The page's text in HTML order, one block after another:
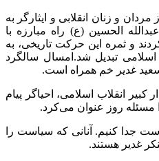
و زنان انقلابی و ایثارگر به
الحسین (ع) راه مبارزه با
و ثمره این حرکت تاریخی، به
تبدیل شد.امسال سالگرد
غدیر خم همراه است.
انقلاب اسلامی، احیاگر پیام
مسئله روز عنوان می‌کرد.
جدا کنیم. آنانی که سیاست را
غدیر هستند.